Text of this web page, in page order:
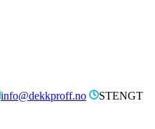
info@dekkproff.no
STENGT